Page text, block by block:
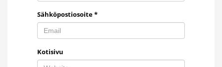
Sähköpostiosoite*
Kotisivu